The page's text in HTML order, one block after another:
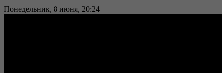
Понедельник, 8 июня, 20:24